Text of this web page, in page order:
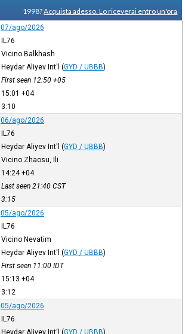
1998?Acquista adesso. Lo riceverai entro un'ora
07/ago/2026
IL76
Vicino Balkhash
Heydar Aliyev Int'l (GYD / UBBB)
First seen 12:50 +05
15:01 +04
3:10
06/ago/2026
IL76
Heydar Aliyev Int'l (GYD / UBBB)
Vicino Zhaosu, Ili
14:24+04
Last seen 21:40 CST
3:15
05/ago/2026
IL76
Vicino Nevatim
Heydar Aliyev Int'l (GYD / UBBB)
First seen 11:00 IDT
15:13 +04
3:12
05/ago/2026
IL76
Heydar Aliyev Int'l (GYD / UBBB)